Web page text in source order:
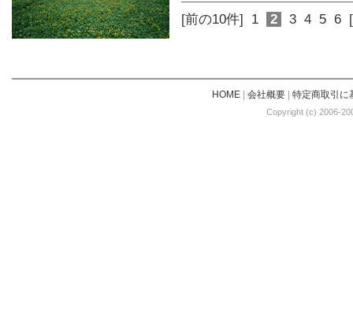
[前の10件] 1 2 3 4 5 6
HOME| 会社概要| 特定商取引に
Copyright (c) 2006-